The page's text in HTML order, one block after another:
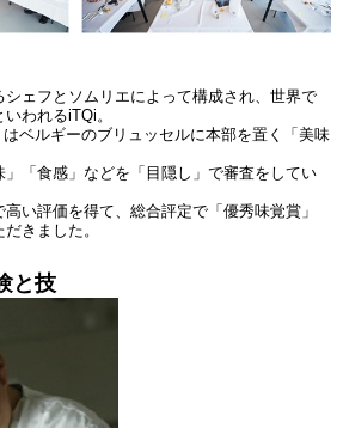
ェフとソムリエによって構成され、世界で
われるiTQi。
ベルギーのブリュッセルに本部を置く「美味
」「食感」などを「目隠し」で審査をしてい
い評価を得て、総合評定で「優秀味覚賞」
きました。
と技